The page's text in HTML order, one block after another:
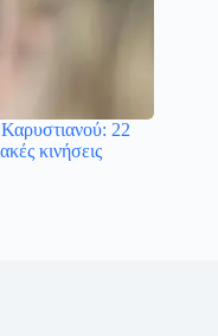
22
κινήσεις